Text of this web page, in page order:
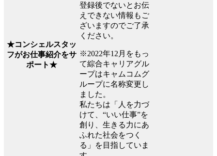
★コンシェルスタッ
フがお仕事紹介をサ
ポート★
登録後でないとお伝
えできない情報もご
ざいますのでご了承
ください。
※2022年12月をもっ
て綜合キャリアグル
ープはキャムコムグ
ループに名称変更し
ました。
私たちは「人を力づ
けて、“いい仕事”を
創り、生きる力にあ
ふれた社会をつく
る」を目指していま